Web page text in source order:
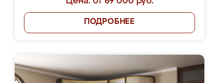
ПОДРОБНЕЕ